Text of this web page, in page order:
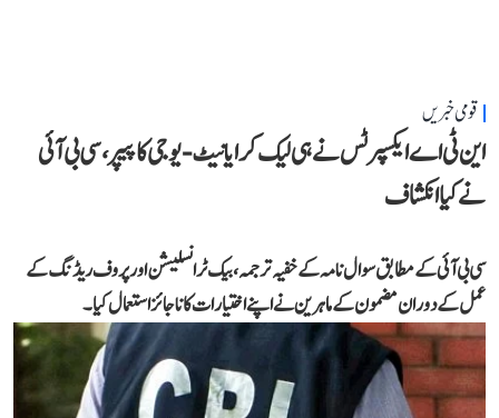
قومی خبریں
این ٹی اے ایکسپرٹس نے ہی لیک کرایا نیٹ-یوجی کا پیپر، سی بی آئی
نے کیا انکشاف
سی بی آئی کے مطابق سوال نامہ کے خفیہ ترجمہ، بیک ٹرانسلیشن اور پروف ریڈنگ کے
عمل کے دوران مضمون کے ماہرین نے اپنے اختیارات کا ناجائز استعمال کیا۔